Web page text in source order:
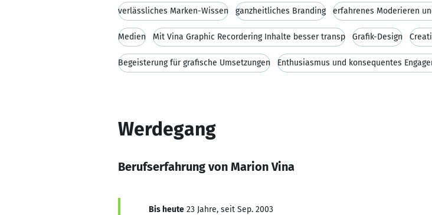
verlässliches Marken-Wissen ganzheitliches Branding erfahrenes Moderieren
Medien Mit Vina Graphic Recordering Inhalte besser transp Grafik-Design
Begeisterung für grafische Umsetzungen Enthusiasmus und konsequentes
Werdegang
Berufserfahrung von Marion Vina
Bis heute 23 Jahre, seit Sep. 2003